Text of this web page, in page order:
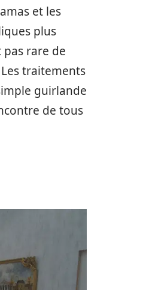
et les
plus
pas rare de
traitements
guirlande
de tous